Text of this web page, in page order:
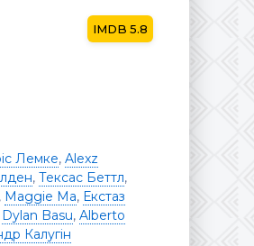
5.8
Лемке, Alexz
, Тексас Беттл,
, Maggie Ma, Екстаз
Dylan Basu, Alberto
Калугін